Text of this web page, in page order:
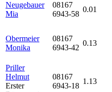
Neugebauer
Mia
08167
6943-58
0.01
Obermeier
Monika
08167
6943-42
0.13
Priller
Helmut
Erster
08167
6943-18
1.13